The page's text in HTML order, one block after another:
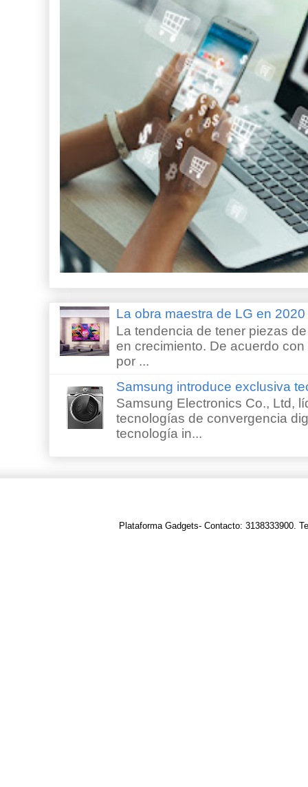
La obra maestra de LG en
La tendencia de tener piezas
en crecimiento. De acuerdo
por ...
Samsung introduce exclusiva
Samsung Electronics Co., Ltd,
tecnologías de convergencia
tecnología in...
Plataforma Gadgets- Contacto: 3138333900.